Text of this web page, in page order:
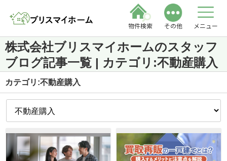
物件検索 その他 メニュー
株式会社ブリスマイホームのスタッフ
ブログ記事一覧 | カテゴリ:不動産購入
カテゴリ:不動産購入